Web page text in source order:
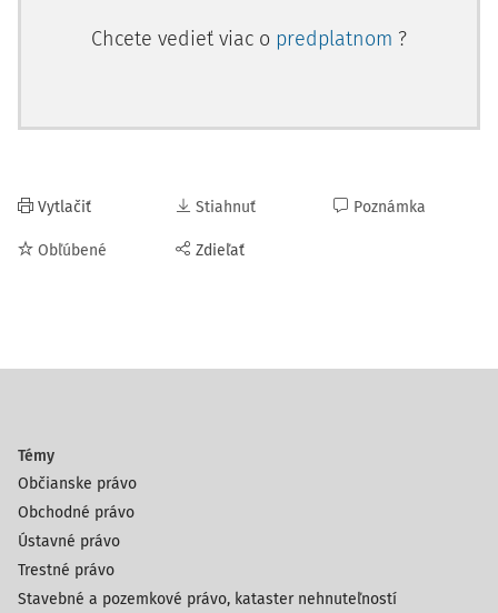
Chcete vedieť viac o predplatnom ?
Vytlačiť
Obľúbené
Stiahnuť
Zdieľať
Poznámka
Témy
Občianske právo
Obchodné právo
Ústavné právo
Trestné právo
Stavebné a pozemkové právo, kataster nehnuteľností